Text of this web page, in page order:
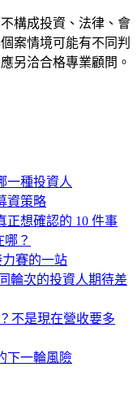
構成投資、法律、會
案情境可能有不同判
另洽合格專業顧問。
一種投資人
資策略
正想確認的 10 件事
？
力賽的一站
輪次的投資人期待差
不是現在營收要多
下一輪風險